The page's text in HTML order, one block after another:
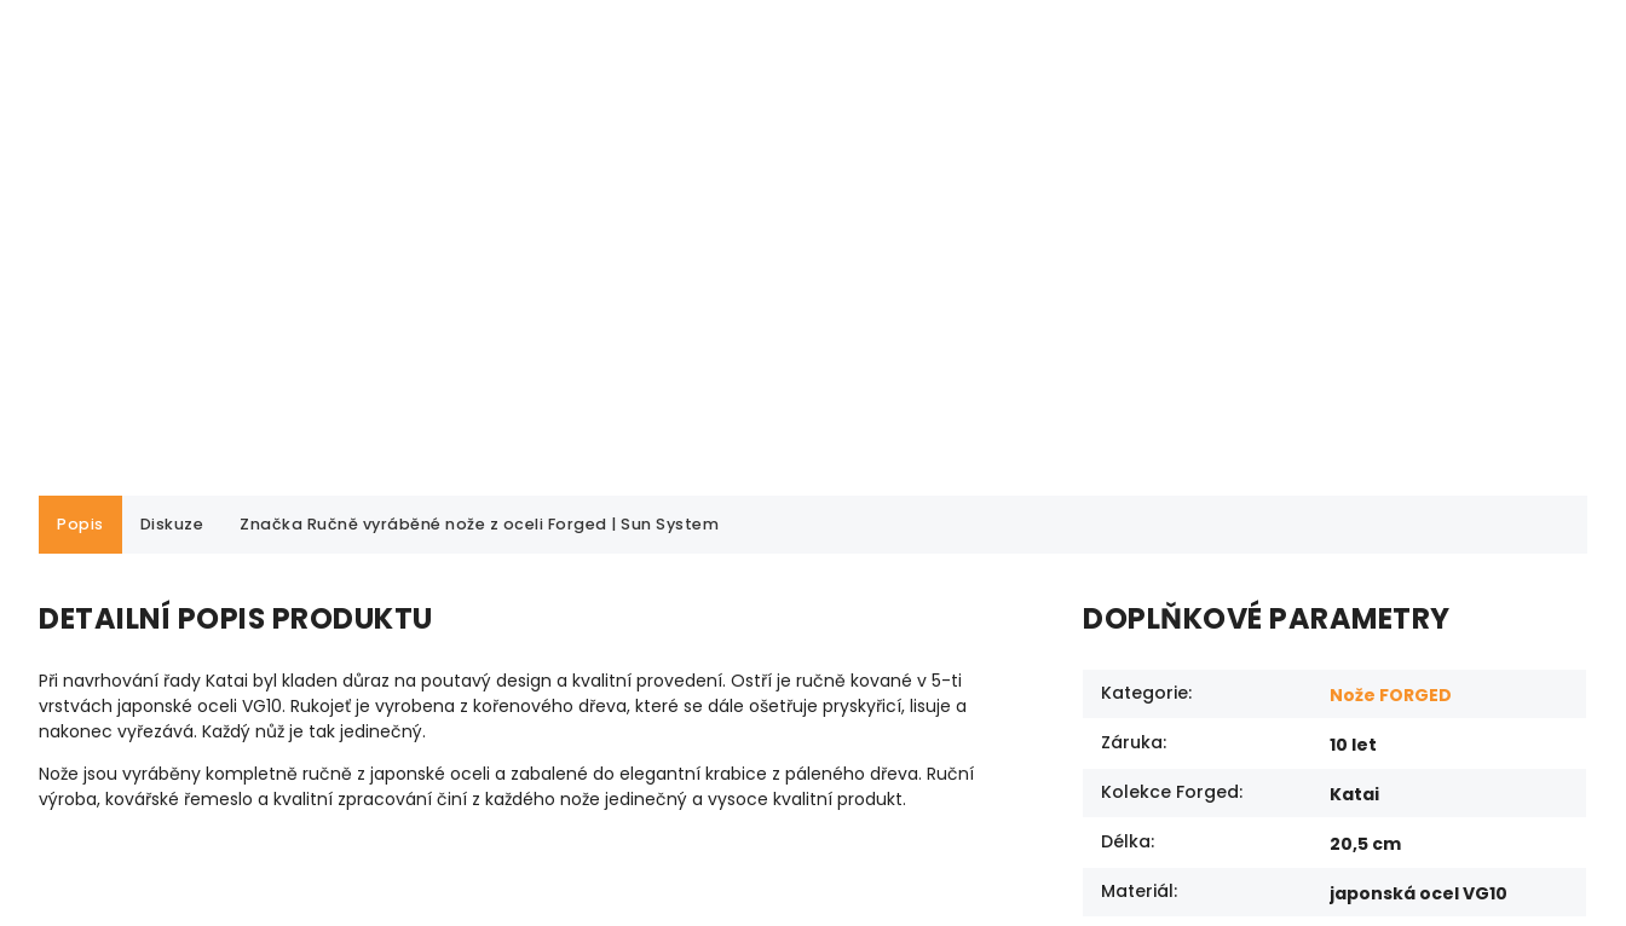
Popis Diskuze Značka Ručně vyráběné nože z oceli Forged | Sun System
DETAILNÍ POPIS PRODUKTU
Při navrhování řady Katai byl kladen důraz na poutavý design a kvalitní provedení. Ostří je ručně kované v 5-ti
vrstvách japonské oceli VG10. Rukojeť je vyrobena z kořenového dřeva, které se dále ošetřuje pryskyřicí, lisuje a
nakonec vyřezává. Každý nůž je tak jedinečný.
Nože jsou vyráběny kompletně ručně z japonské oceli a zabalené do elegantní krabice z páleného dřeva. Ruční
výroba, kovářské řemeslo a kvalitní zpracování činí z každého nože jedinečný a vysoce kvalitní produkt.
DOPLŇKOVÉ PARAMETRY
Kategorie:
Nože FORGED
Záruka:
10 let
Kolekce Forged:
Katai
Délka:
20,5 cm
Materiál:
japonská ocel VG10